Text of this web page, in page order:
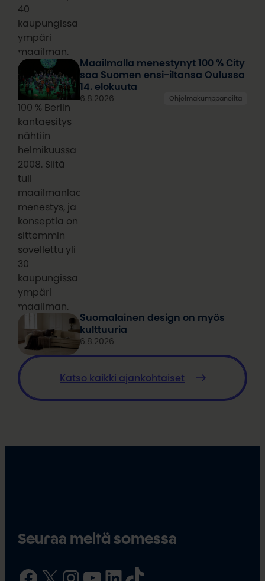
40
kaupungissa
ympäri
maailman.
100 % Berlin
kantaesitys
nähtiin
helmikuussa
2008. Siitä
tuli
maailmanlaajuinen
menestys, ja
konseptia on
sittemmin
sovellettu yli
30
kaupungissa
ympäri
maailman.
Maailmalla menestynyt 100 % City
saa Suomen ensi-iltansa Oulussa
14. elokuuta
6.8.2026 Ohjelmakumppaneilta
Suomalainen design on myös
kulttuuria
6.8.2026
Katso kaikki ajankohtaiset
Seuraa meitä somessa